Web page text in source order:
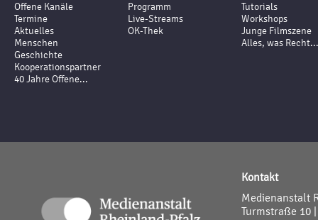
Offene Kanäle
Termine
Aktuelles
Menschen
Geschichte
Kooperationspartner
40 Jahre Offene...
Programm
Live-Streams
OK-Thek
Tutorials
Workshops
Junge Filmszene
Alles, was Recht...
Kontakt
Medienanstalt
Turmstraße 10